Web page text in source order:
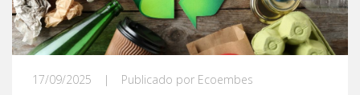
17/09/2025 | Publicado por Ecoembes